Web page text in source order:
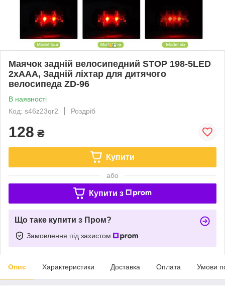
Маячок задній велосипедний STOP 198-5LED
2xAAA, Задній ліхтар для дитячого
велосипеда ZD-96
В наявності
Код: s46z23qr2
Роздріб
128 ₴
Купити
або
Купити з
Що таке купити з Пром?
Замовлення під захистом
Опис Характеристики Доставка Оплата Умови